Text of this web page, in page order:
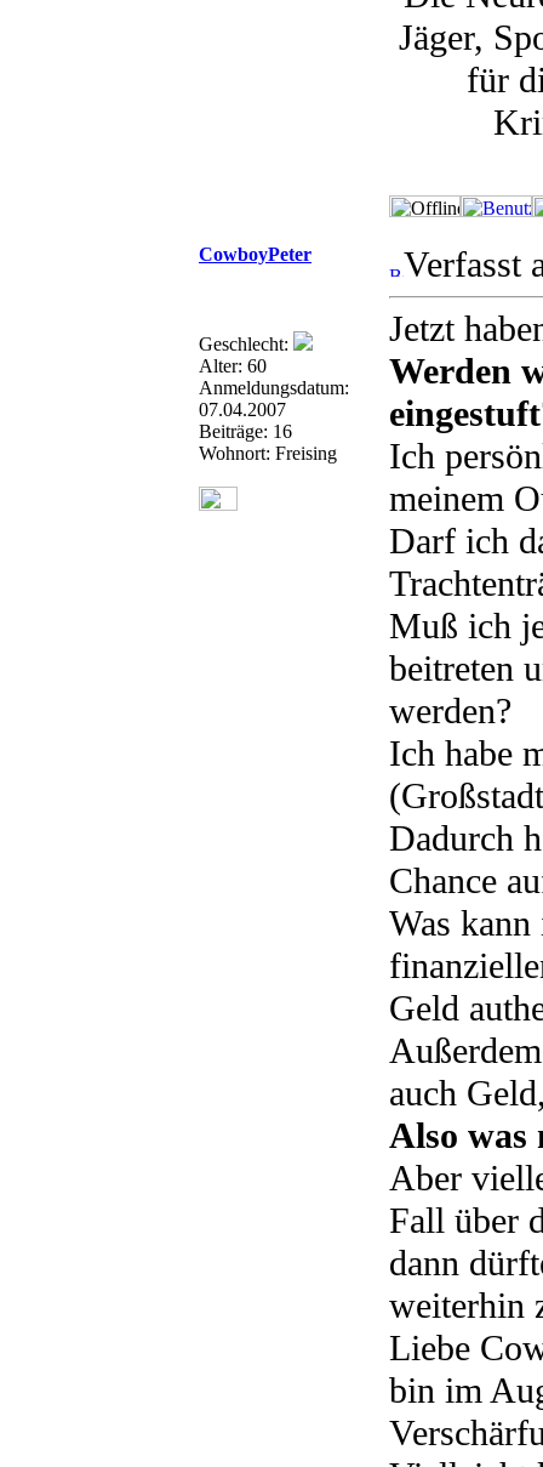
Jäger,
für
CowboyPeter
Geschlecht:
Alter: 60
Anmeldungsdatum:
07.04.2007
Beiträge: 16
Wohnort: Freising
Verfasst
Jetzt
Werden
Ich
meinem
Darf ich
Muß ich
beitreten
werden?
Ich habe
Dadurch
Chance
Was
Geld
auch
Also was
Aber
Fall über
dann
weiterhin
Liebe
bin im